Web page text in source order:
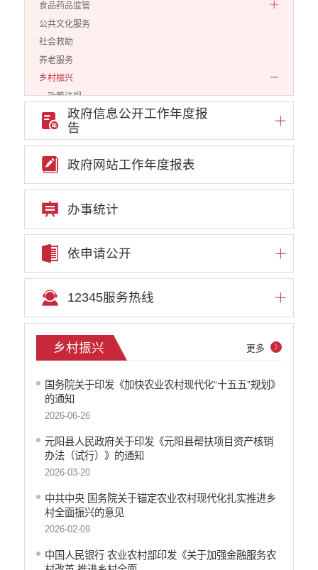
食品药品监管
公共文化服务
社会救助
养老服务
乡村振兴
政策法规
脱贫成效
应急预案
生态环境
涉农补贴
安全生产
财务信息
公安司法
规划计划
公共资源配置
重大决策预公开
重大决策听证事项
部门信息公开基本目录
重大项目
政府信息公开工作年度报
告
政府网站工作年度报表
办事统计
依申请公开
12345服务热线
乡村振兴
国务院关于印发《加快农业农村现代化“十五五”规划》
的通知
2026-06-26
元阳县人民政府关于印发《元阳县帮扶项目资产核销
办法（试行）》的通知
2026-03-20
中共中央 国务院关于锚定农业农村现代化扎实推进乡
村全面振兴的意见
2026-02-09
中国人民银行 农业农村部印发《关于加强金融服务农
更多